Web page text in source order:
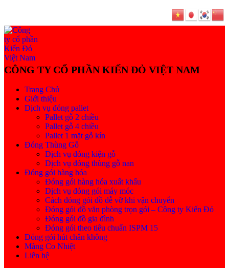
Trang Chủ
Giới thiệu
Dịch vụ đóng pallet
Pallet gỗ 2 chiều
Pallet gỗ 4 chiều
Pallet 1 mặt gỗ kín
Đóng Thùng Gỗ
Dịch vụ đóng kiện gỗ
Dịch vụ đóng thùng gỗ nan
Đóng gói hàng hóa
Đóng gói hàng hóa xuất khẩu
Dịch vụ đóng gói máy móc
Cách đóng gói đồ dễ vỡ khi vận chuyển
Đóng gói đồ văn phòng trọn gói – Công ty Kiến Đỏ
Đóng gói đồ gia đình
Đóng gói theo tiêu chuẩn ISPM 15
Đóng gói hút chân không
Màng Co Nhiệt
Liên hệ